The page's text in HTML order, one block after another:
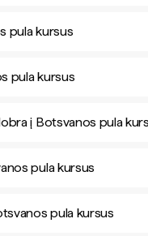
pula kursus
pula kursus
į Botsvanos pula
pula kursus
pula kursus